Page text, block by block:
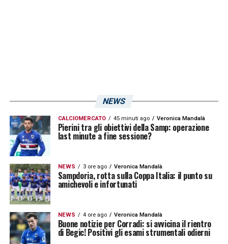
NEWS
CALCIOMERCATO 45 minuti ago Veronica Mandalà
Pierini tra gli obiettivi della Samp: operazione
last minute a fine sessione?
NEWS 3 ore ago Veronica Mandalà
Sampdoria, rotta sulla Coppa Italia: il punto su
amichevoli e infortunati
NEWS 4 ore ago Veronica Mandalà
Buone notizie per Corradi: si avvicina il rientro
di Begic! Positivi gli esami strumentali odierni